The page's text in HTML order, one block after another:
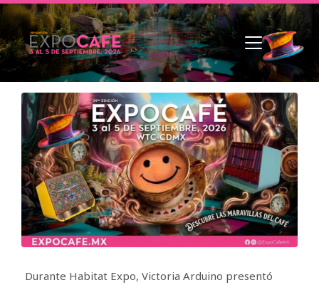
Durante Habitat Expo, Victoria Arduino presentó